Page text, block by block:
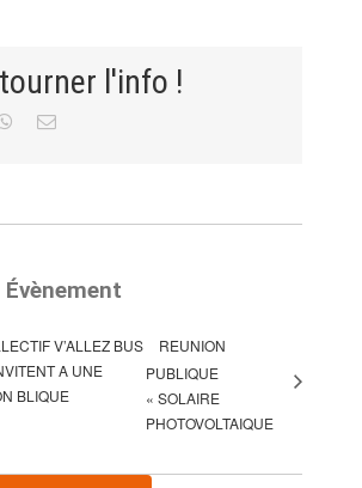
l'info !
WhatsApp
Email
V’ALLEZ BUS
A UNE
BLIQUE
REUNION
PUBLIQUE
« SOLAIRE
PHOTOVOLTAIQUE